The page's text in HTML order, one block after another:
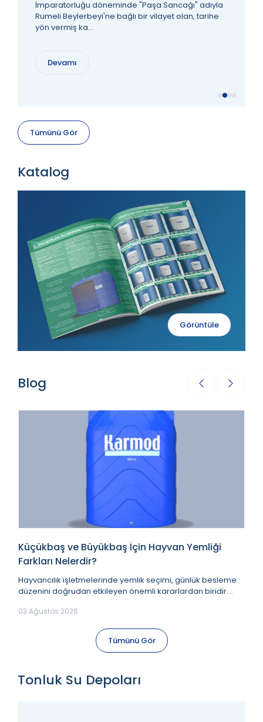
İmparatorluğu döneminde "Paşa Sancağı" adıyla
Rumeli Beylerbeyi'ne bağlı bir vilayet olan, tarihe
yön vermiş ka...
Devamı
Tümünü Gör
Katalog
Görüntüle
Blog
İçin Hayvan Yemliği
yemlik seçimi, günlük besleme
önemli kararlardan biridir.
Hayvan Yemliği
Hayvancılık işletmelerinde
sürecinin en önemli
Tümünü Gör
Tonluk Su Depoları